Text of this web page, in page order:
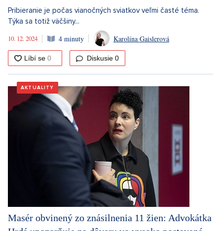
Pribieranie je počas vianočných sviatkov veľmi časté téma.
Týka sa totiž väčšiny...
10. 12. 2024
4 minuty Karolína Gaislerová
Diskusie 0
AKTUALITY
Masér obvinený zo znásilnenia 11 žien: Advokátka